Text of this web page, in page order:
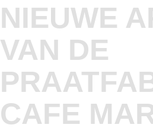
NIEUWE
VAN DE
CAFE